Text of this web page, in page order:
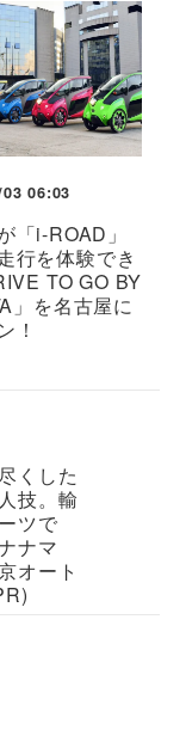
06:03
「i-ROAD」
行を体験でき
TO GO BY
」を名古屋に
！
くした
技。輸
ツで
ナマ
オート